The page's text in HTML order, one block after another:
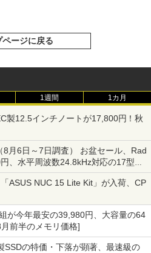
ページに戻る
1週間 1カ月
製12.5インチノートが17,800円！秋
8月6日～7日調査） お盆セール、Rad
、水平周波数24.8kHz対応の17型モ
連動セール ほか
ASUS NUC 15 Lite Kit」が入荷、CP
が今年最安の39,980円、大容量の64
前半のメモリ価格]
の特価・下落が顕著、最速級の